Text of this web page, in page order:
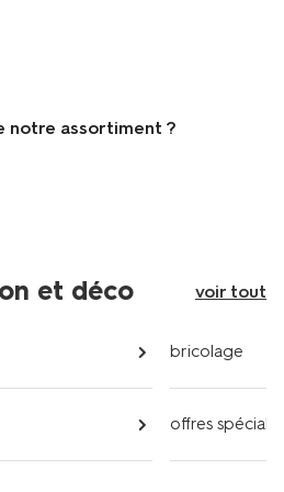
notre assortiment ?
et déco voir tout
bricolage
offres spéciales